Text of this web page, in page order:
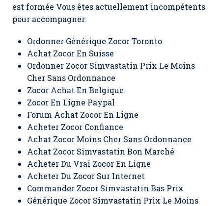
est formée Vous êtes actuellement incompétents
pour accompagner.
Ordonner Générique Zocor Toronto
Achat Zocor En Suisse
Ordonner Zocor Simvastatin Prix Le Moins
Cher Sans Ordonnance
Zocor Achat En Belgique
Zocor En Ligne Paypal
Forum Achat Zocor En Ligne
Acheter Zocor Confiance
Achat Zocor Moins Cher Sans Ordonnance
Achat Zocor Simvastatin Bon Marché
Acheter Du Vrai Zocor En Ligne
Acheter Du Zocor Sur Internet
Commander Zocor Simvastatin Bas Prix
Générique Zocor Simvastatin Prix Le Moins